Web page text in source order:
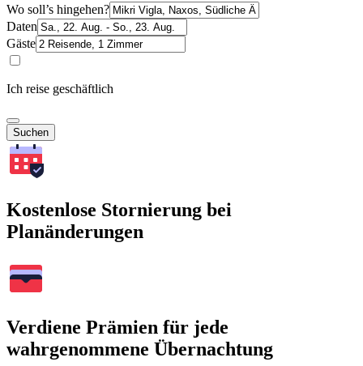
Wo soll’s hingehen?
Daten
Gäste
Ich reise geschäftlich
Suchen
Kostenlose Stornierung bei
Planänderungen
Verdiene Prämien für jede
wahrgenommene Übernachtung